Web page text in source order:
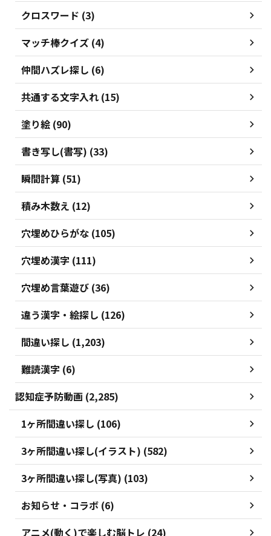
クロスワード (3)
マッチ棒クイズ (4)
仲間ハズレ探し (6)
共通する文字入れ (15)
塗り絵 (90)
書き写し(書写) (33)
瞬間計算 (51)
積み木数え (12)
穴埋めひらがな (105)
穴埋め漢字 (111)
穴埋め言葉遊び (36)
違う漢字・絵探し (126)
間違い探し (1,203)
難読漢字 (6)
認知症予防動画 (2,285)
1ヶ所間違い探し (106)
3ヶ所間違い探し(イラスト) (582)
3ヶ所間違い探し(写真) (103)
お知らせ・コラボ (6)
アニメ(動く)で楽しむ脳トレ (24)